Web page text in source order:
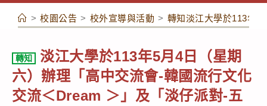
容
> 校園公告 > 校外宣導與活動 > 轉知淡江大學於113年5
轉知
淡江大學於113年5月4日（星期
六）辦理「高中交流會-韓國流行文化
交流＜Dream ＞」及「淡仔派對-五